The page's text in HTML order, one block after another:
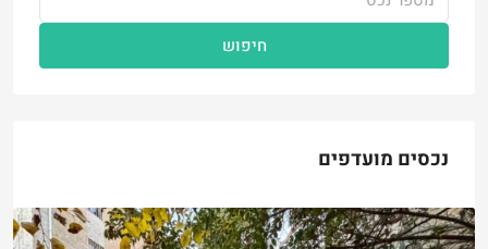
חיפוש
נכסים מועדפים